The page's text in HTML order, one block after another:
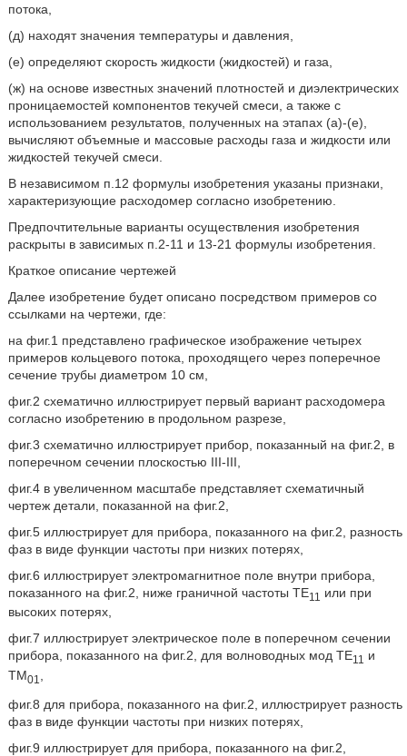
потока,
(д) находят значения температуры и давления,
(е) определяют скорость жидкости (жидкостей) и газа,
(ж) на основе известных значений плотностей и диэлектрических
проницаемостей компонентов текучей смеси, а также с
использованием результатов, полученных на этапах (а)-(е),
вычисляют объемные и массовые расходы газа и жидкости или
жидкостей текучей смеси.
В независимом п.12 формулы изобретения указаны признаки,
характеризующие расходомер согласно изобретению.
Предпочтительные варианты осуществления изобретения
раскрыты в зависимых п.2-11 и 13-21 формулы изобретения.
Краткое описание чертежей
Далее изобретение будет описано посредством примеров со
ссылками на чертежи, где:
на фиг.1 представлено графическое изображение четырех
примеров кольцевого потока, проходящего через поперечное
сечение трубы диаметром 10 см,
фиг.2 схематично иллюстрирует первый вариант расходомера
согласно изобретению в продольном разрезе,
фиг.3 схематично иллюстрирует прибор, показанный на фиг.2, в
поперечном сечении плоскостью III-III,
фиг.4 в увеличенном масштабе представляет схематичный
чертеж детали, показанной на фиг.2,
фиг.5 иллюстрирует для прибора, показанного на фиг.2, разность
фаз в виде функции частоты при низких потерях,
фиг.6 иллюстрирует электромагнитное поле внутри прибора,
показанного на фиг.2, ниже граничной частоты ТЕ11
или при
высоких потерях,
фиг.7 иллюстрирует электрическое поле в поперечном сечении
прибора, показанного на фиг.2, для волноводных мод ТЕ11
и
ТМ01
фиг.8 для прибора, показанного на фиг.2, иллюстрирует разность
фаз в виде функции частоты при низких потерях,
фиг.9 иллюстрирует для прибора, показанного на фиг.2,